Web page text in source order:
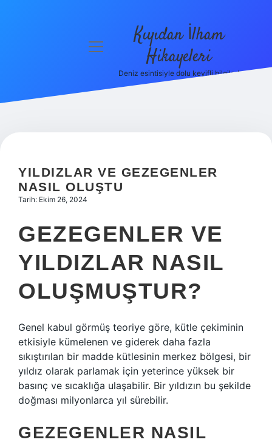
Hakkımızda
menüyü
Kıyıdan İlham
Hikayeleri
Deniz esintisiyle dolu keyifli bilgiler!
YILDIZLAR VE GEZEGENLER
NASIL OLUŞTU
Tarih: Ekim 26, 2024
GEZEGENLER VE
YILDIZLAR NASIL
OLUŞMUŞTUR?
Genel kabul görmüş teoriye göre, kütle çekiminin
etkisiyle kümelenen ve giderek daha fazla
sıkıştırılan bir madde kütlesinin merkez bölgesi, bir
yıldız olarak parlamak için yeterince yüksek bir
basınç ve sıcaklığa ulaşabilir. Bir yıldızın bu şekilde
doğması milyonlarca yıl sürebilir.
GEZEGENLER NASIL